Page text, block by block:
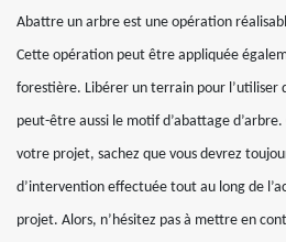
Abattre un arbre est une opération
Cette opération peut être appliquée
forestière. Libérer un terrain pour l’utiliser
peut-être aussi le motif d’abattage
votre projet, sachez que vous devrez
d’intervention effectuée tout au long de
projet. Alors, n’hésitez pas à mettre en